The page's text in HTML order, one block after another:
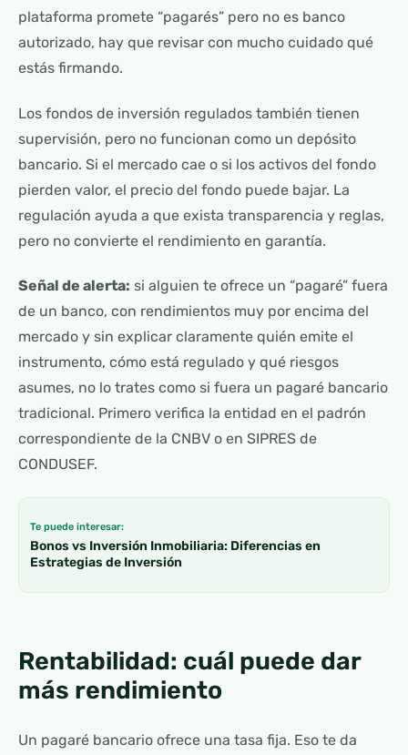
plataforma promete “pagarés” pero no es banco
autorizado, hay que revisar con mucho cuidado qué
estás firmando.
Los fondos de inversión regulados también tienen
supervisión, pero no funcionan como un depósito
bancario. Si el mercado cae o si los activos del fondo
pierden valor, el precio del fondo puede bajar. La
regulación ayuda a que exista transparencia y reglas,
pero no convierte el rendimiento en garantía.
Señal de alerta: si alguien te ofrece un “pagaré” fuera
de un banco, con rendimientos muy por encima del
mercado y sin explicar claramente quién emite el
instrumento, cómo está regulado y qué riesgos
asumes, no lo trates como si fuera un pagaré bancario
tradicional. Primero verifica la entidad en el padrón
correspondiente de la CNBV o en SIPRES de
CONDUSEF.
Te puede interesar:
Bonos vs Inversión Inmobiliaria: Diferencias en
Estrategias de Inversión
Rentabilidad: cuál puede dar
más rendimiento
Un pagaré bancario ofrece una tasa fija. Eso te da